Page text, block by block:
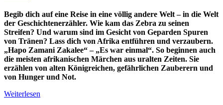
Begib dich auf eine Reise in eine völlig andere Welt – in die Welt
der Geschichtenerzähler. Wie kam das Zebra zu seinen
Streifen? Und warum sind im Gesicht von Geparden Spuren
von Tränen? Lass dich von Afrika entführen und verzaubern.
„Hapo Zamani Zakalee“ – „Es war einmal“. So beginnen auch
die meisten afrikanischen Märchen aus uralten Zeiten. Sie
erzählen von alten Königreichen, gefährlichen Zauberern und
von Hunger und Not.
Weiterlesen